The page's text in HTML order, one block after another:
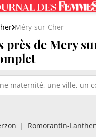
Méry-sur-Cher
près de Mery
Romorantin-